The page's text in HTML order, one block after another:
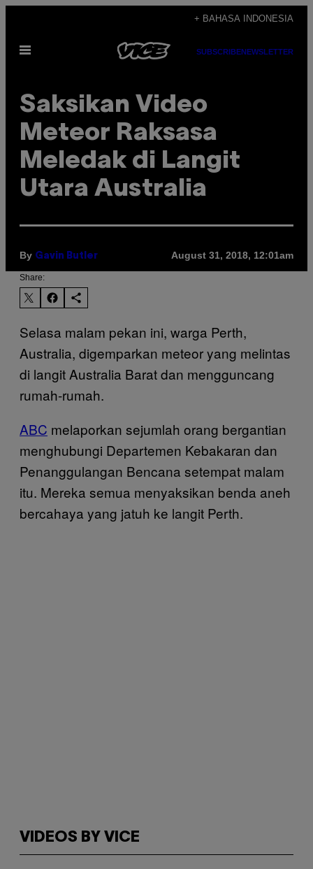
content
+ BAHASA INDONESIA
Open
SUBSCRIBENEWSLETTER
Saksikan Video
Meteor Raksasa
Meledak di Langit
Utara Australia
By Gavin Butler August 31, 2018, 12:01am
Share:
Selasa malam pekan ini, warga Perth,
Australia, digemparkan meteor yang melintas
di langit Australia Barat dan mengguncang
rumah-rumah.
ABC melaporkan sejumlah orang bergantian
menghubungi Departemen Kebakaran dan
Penanggulangan Bencana setempat malam
itu. Mereka semua menyaksikan benda aneh
bercahaya yang jatuh ke langit Perth.
VIDEOS BY VICE